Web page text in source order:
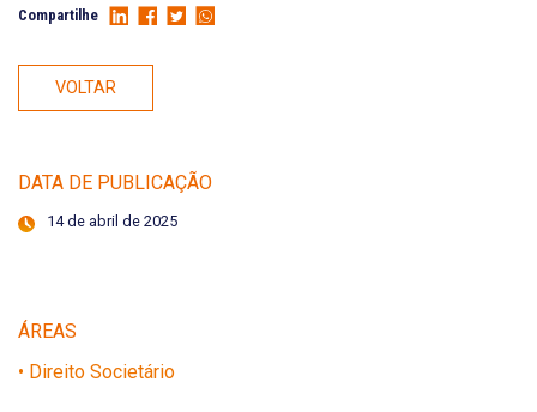
Compartilhe
VOLTAR
DATA DE PUBLICAÇÃO
14 de abril de 2025
ÁREAS
• Direito Societário